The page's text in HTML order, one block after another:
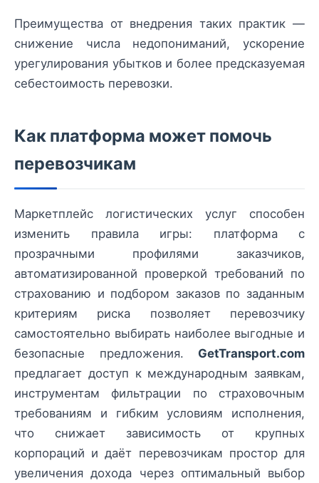
Преимущества от внедрения таких практик —
снижение числа недопониманий, ускорение
урегулирования убытков и более предсказуемая
себестоимость перевозки.
Как платформа может помочь
перевозчикам
Маркетплейс логистических услуг способен
изменить правила игры: платформа с
прозрачными профилями заказчиков,
автоматизированной проверкой требований по
страхованию и подбором заказов по заданным
критериям риска позволяет перевозчику
самостоятельно выбирать наиболее выгодные и
безопасные предложения. GetTransport.com
предлагает доступ к международным заявкам,
инструментам фильтрации по страховочным
требованиям и гибким условиям исполнения,
что снижает зависимость от крупных
корпораций и даёт перевозчикам простор для
увеличения дохода через оптимальный выбор